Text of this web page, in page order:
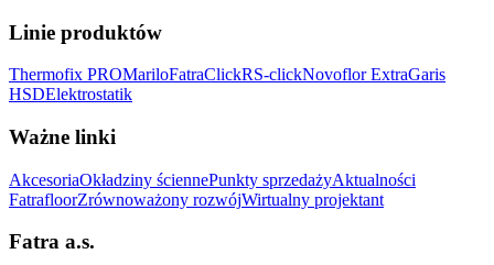
Linie produktów
Thermofix PROMariloFatraClickRS-clickNovoflor ExtraGaris
HSDElektrostatik
Ważne linki
AkcesoriaOkładziny ściennePunkty sprzedażyAktualności
FatrafloorZrównoważony rozwójWirtualny projektant
Fatra a.s.